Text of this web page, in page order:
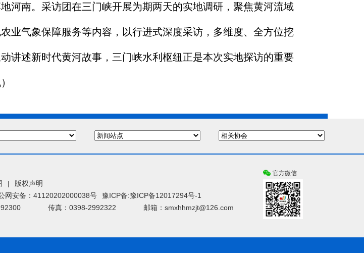
河南。采访团在三门峡开展为期两天的实地调研，聚焦黄河流域
业气象保障服务等内容，以行进式深度采访，多维度、全方位挖
讲述新时代黄河故事，三门峡水利枢纽正是本次实地探访的重要
|
版权声明
豫ICP备:豫ICP备12017294号-1
网安备：41120202000038号
传真：0398-2992322 邮箱：smxhhmzjt@126.com
官方微信